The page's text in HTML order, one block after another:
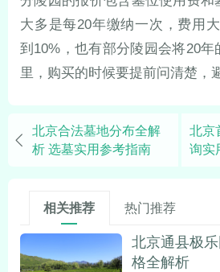
大多是每20年缴纳一次，费用
到10%，也有部分陵园会将20
里，购买的时候要提前问清楚，
北京合法墓地分布全解
析 选墓实用参考指南
北京
询实
相关推荐 热门推荐
北京通县极
格全解析